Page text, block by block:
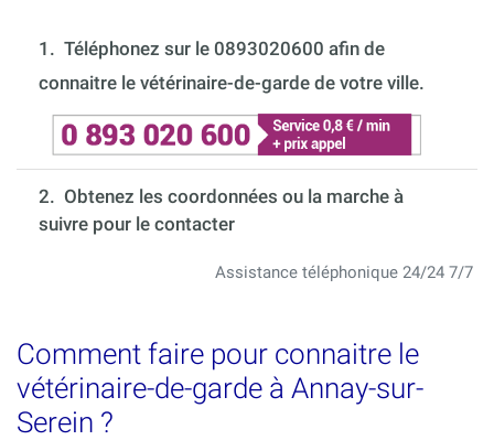
1. Téléphonez sur le 0893020600 afin de
connaitre le vétérinaire-de-garde de votre ville.
2. Obtenez les coordonnées ou la marche à
suivre pour le contacter
Assistance téléphonique 24/24 7/7
Comment faire pour connaitre le
vétérinaire-de-garde à Annay-sur-
Serein ?